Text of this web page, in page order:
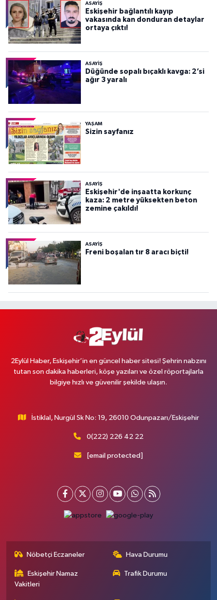
ASAYİŞ
Eskişehir bağlantılı kayıp
vakasında kan donduran detaylar
ortaya çıktı!
ASAYİŞ
Düğünde sopalı bıçaklı kavga: 2’si
ağır 3 yaralı
YAŞAM
Sizin sayfanız
ASAYİŞ
Eskişehir'de inşaatta korkunç
kaza: 2 metre yüksekten beton
zemine çakıldı!
ASAYİŞ
Freni boşalan tır 8 aracı biçti!
2Eylül Haber, Eskişehir’in en güncel haber sitesi! Şehrin nabzını
tutan son dakika haberleri, köşe yazıları ve özel röportajlarla
bilgiye hızlı ve güvenilir şekilde ulaşın.
İstiklal, Nurgül Sk No: 19, 26010 Odunpazarı/Eskişehir
0(222) 226 42 22
[email protected]
Nöbetçi Eczaneler Hava Durumu
Eskişehir Namaz
Vakitleri
Trafik Durumu